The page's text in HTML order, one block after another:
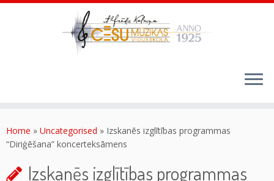
Skip
Home » Uncategorised » Izskanēs izglītības programmas
“Diriģēšana” koncerteksāmens
Izskanēs izglītības programmas